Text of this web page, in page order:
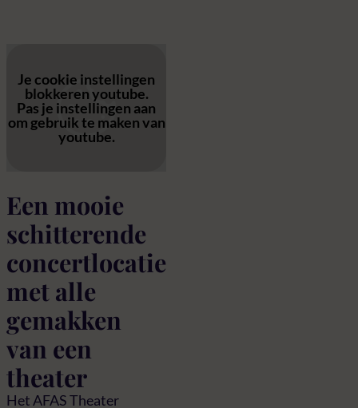
Een mooie
schitterende
concertlocatie
met alle
gemakken
van een
theater
Het AFAS Theater
Je cookie instellingen
blokkeren youtube.
Pas je instellingen aan
om gebruik te maken van
youtube.